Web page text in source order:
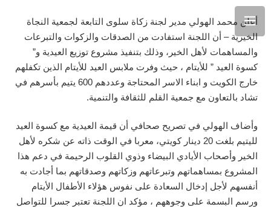
أعلن محمد الهولي مدير لجنة زكاة سلوى التابعة لجمعية النجاة
الخيرية – أن اللجنة استفادت من الصدقات والزكوات والتبرعات
والمساهمات لأهل الخير، وذلك بتنفيذ مشروع توزيع العيدية و”
كسوة العيد ” للأيتام ، حيث وفرت ملابس العيد للأيتام الذين تكفلهم
خارج الكويت و ابناء الاسر المحتاجة وعددهم 600 يتيم بأسرهم في
تشاد بالتعاون مع جمعية القلم للثقافة والتنمية.
وأضاف الهولي في تصريح صحافي أن قيمة العيدية مع كسوة العيد
لليتيم بلغت 20 دينار كويتي، معربا في الوقت ذاته عن شكره لأهل
الخير وأصحاب الأيادي البيضاء وذوي القلوب الرحيمة في دعم هذا
المشروع بمساهماتهم وتبرعاتهم وزكاتهم وصدقاتهم بما أجادت به
أنفسهم لأجل إدخال السعادة على نفوس هؤلاء الأطفال الأيتام
ورسم البسمة على وجوههم ، مؤكد ان اللجنة تعتبر جسرا للتواصل